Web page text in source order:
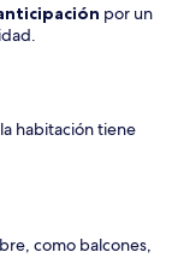
por un
habitación tiene
como balcones,